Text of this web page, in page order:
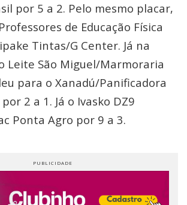
por 5 a 2. Pelo mesmo placar,
de Educação Física
Tintas/G Center. Já na
Leite São Miguel/Marmoraria
para o Xanadú/Panificadora
2 a 1. Já o Ivasko DZ9
Ponta Agro por 9 a 3.